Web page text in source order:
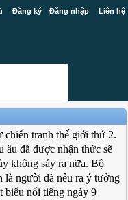
Đăng ký Đăng nhập Liên hệ
chiến tranh thế giới thứ 2.
âu đã được nhận thức sẽ
không sảy ra nữa. Bộ
là người đã nêu ra ý tưởng
biểu nổi tiếng ngày 9